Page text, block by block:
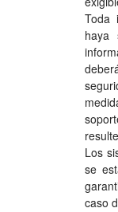
Toda
haya
Los
se
caso